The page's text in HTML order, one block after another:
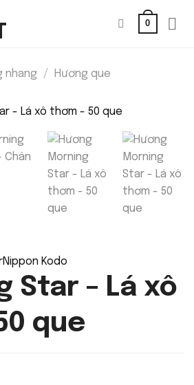
0
nhang / Hương que
Nippon Kodo
Star – Lá xô
que